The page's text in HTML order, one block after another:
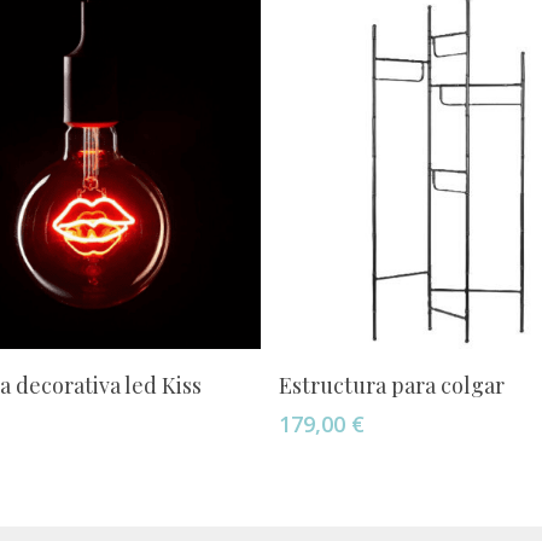
Añadir Al Carrito
decorativa led Kiss
Añadir Al Carrito
Estructura para colgar
179,00 €